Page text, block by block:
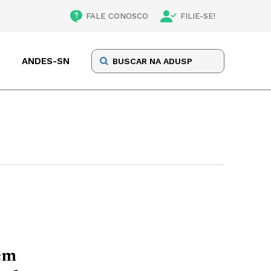
FALE CONOSCO FILIE-SE!
ANDES-SN